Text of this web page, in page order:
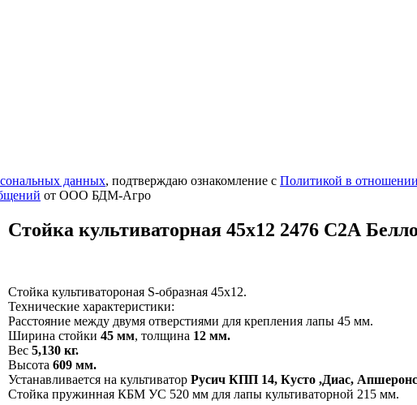
данных, подтверждаю ознакомление с Политикой в
от ООО БДМ-Агро
Стойка культиваторная 45х12 2476 С2А
Стойка культиватороная S-образная 45х12.
Технические характеристики:
Расстояние между двумя отверстиями для крепления лапы 45 мм.
Ширина стойки45 мм, толщина 12 мм.
Вес5,130 кг.
Высота609 мм.
Устанавливается на культиваторРусич КПП 14, Кусто ,Диас,
Стойка пружинная КБМ УС 520 мм для лапы культиваторной 215 мм.